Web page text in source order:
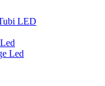
LED
Led